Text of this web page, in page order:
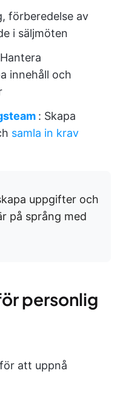
förberedelse av
i säljmöten
innehåll och
: Skapa
samla in krav
uppgifter och
på språng med
personlig
att uppnå